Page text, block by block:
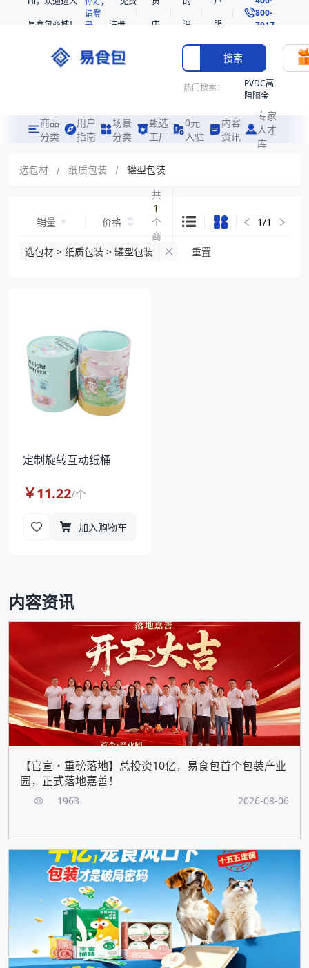
易食包商城！
请登
录
注册
中
消
息
服
务
800-
7017
搜索
热门搜索：
PVDC高
阻隔金
共挤热
收缩袋
221360
商品
分类
用户
指南
场景
分类
甄选
工厂
0元
入驻
内容
资讯
专家
人才
库
选包材 / 纸质包装 / 罐型包装
销量 价格
共
1
个
商
品
1/1
选包材 > 纸质包装 > 罐型包装 重置
定制旋转互动纸桶
￥11.22/个
加入购物车
内容资讯
【官宣・重磅落地】总投资10亿，易食包首个包装产业
园，正式落地嘉善！
1963 2026-08-06